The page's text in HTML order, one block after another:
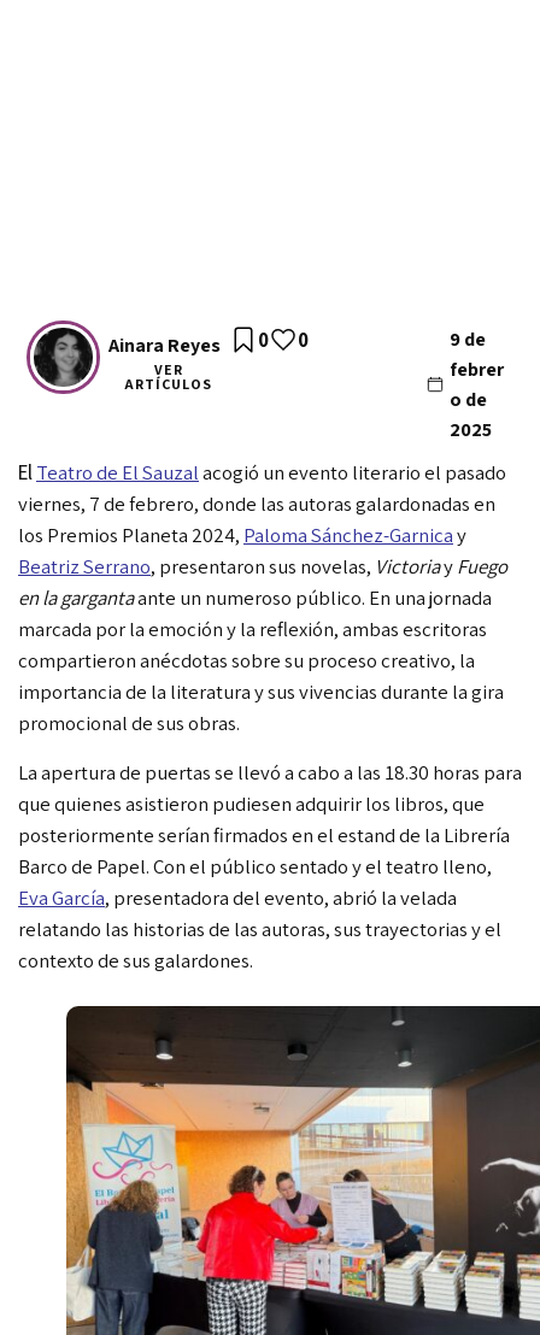
Ainara Reyes
VER
ARTÍCULOS
9 de
febrer
o de
2025
0 0
ElTeatro de El Sauzalacogió un evento literario el pasado
viernes, 7 de febrero, donde las autoras galardonadas en
los Premios Planeta 2024, Paloma Sánchez-Garnicay
Beatriz Serrano, presentaron sus novelas, VictoriayFuego
en la gargantaante un numeroso público. En una jornada
marcada por la emoción y la reflexión, ambas escritoras
compartieron anécdotas sobre su proceso creativo, la
importancia de la literatura y sus vivencias durante la gira
promocional de sus obras.
La apertura de puertas se llevó a cabo a las 18.30 horas para
que quienes asistieron pudiesen adquirir los libros, que
posteriormente serían firmados en el estand de la Librería
Barco de Papel. Con el público sentado y el teatro lleno,
Eva García, presentadora del evento, abrió la velada
relatando las historias de las autoras, sus trayectoriasy el
contexto de sus galardones.